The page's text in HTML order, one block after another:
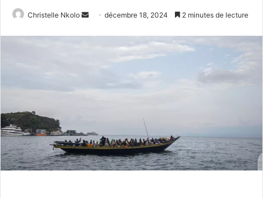
Christelle Nkolo
c
o
u
décembre 18, 2024 2 minutes de lecture